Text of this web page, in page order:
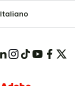
Italiano